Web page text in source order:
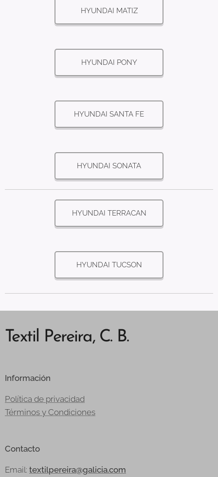
HYUNDAI MATIZ
HYUNDAI PONY
HYUNDAI SANTA FE
HYUNDAI SONATA
HYUNDAI TERRACAN
HYUNDAI TUCSON
Textil Pereira, C. B.
Información
Política de privacidad
Términos y Condiciones
Contacto
Email: textilpereira@galicia.com